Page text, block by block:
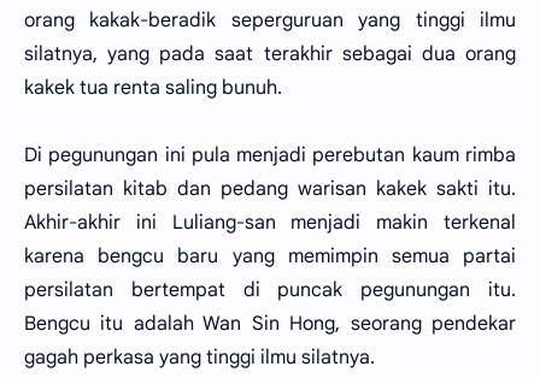
orang kakak-beradik seperguruan yang tinggi ilmu
silatnya, yang pada saat terakhir sebagai dua orang
kakek tua renta saling bunuh.
Di pegunungan ini pula menjadi perebutan kaum rimba
persilatan kitab dan pedang warisan kakek sakti itu.
Akhir-akhir ini Luliang-san menjadi makin terkenal
karena bengcu baru yang memimpin semua partai
persilatan bertempat di puncak pegunungan itu.
Bengcu itu adalah Wan Sin Hong, seorang pendekar
gagah perkasa yang tinggi ilmu silatnya.